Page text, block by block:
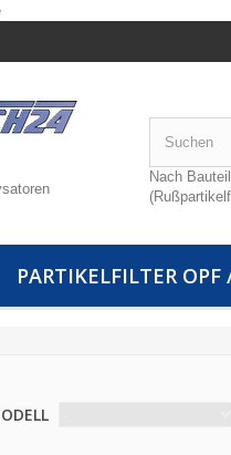
Nach
PARTIKELFILTER OPF